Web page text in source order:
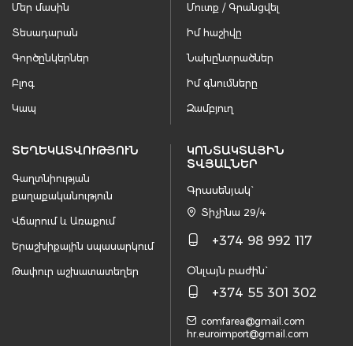
Մեր մասին
Տեսադարան
Գործընկերներ
Բլոգ
Կապ
Մուտք / Գրանցվել
Իմ հաշիվը
Նախընտրածներ
Իմ գնումները
Զամբյուղ
ՏԵՂԵԿԱՏՎՈՒԹՅՈՒՆ
Գաղտնիության
քաղաքականություն
Վճարում և Առաքում
Երաշխիքային սպասարկում
Թափուր աշխատատեղեր
ԿՈՆՏԱԿՏԱՅԻՆ
ՏՎՅԱԼՆԵՐ
Գրասենյակ`
Տիչինա 29/4
+374 98 992 117
Օնլայն բաժին`
+374 55 301 302
comfarea@gmail.com
hr.euroimport@gmail.com